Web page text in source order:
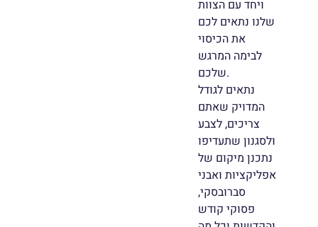
ויחד עם הצוות
שלנו נתאים לכם
את הכיסוי
לבימה המרגש
שלכם.
נתאים לגודל
המדויק שאתם
צריכים, לצבע
ולסגנון שתעדיפו
נתכנן מיקום של
אפליקציות ואבני
סברובסקי,
פסוקי קודש